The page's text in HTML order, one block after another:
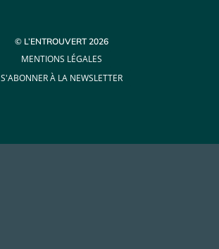
© L’ENTROUVERT 2026
MENTIONS LÉGALES
S'ABONNER À LA NEWSLETTER